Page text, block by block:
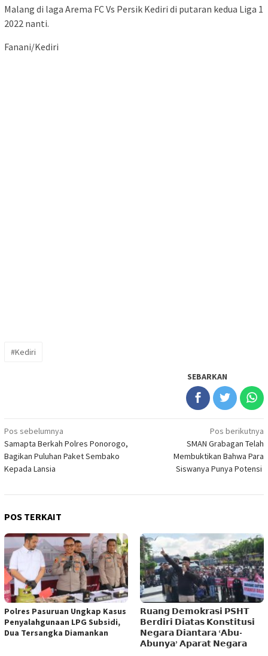
Malang di laga Arema FC Vs Persik Kediri di putaran kedua Liga 1
2022 nanti.
Fanani/Kediri
#Kediri
SEBARKAN
Navigasi
pos
Pos sebelumnya
Samapta Berkah Polres Ponorogo,
Bagikan Puluhan Paket Sembako
Kepada Lansia
Pos berikutnya
SMAN Grabagan Telah
Membuktikan Bahwa Para
Siswanya Punya Potensi
POS TERKAIT
Polres Pasuruan Ungkap Kasus
Penyalahgunaan LPG Subsidi,
Dua Tersangka Diamankan
𝗥𝘂𝗮𝗻𝗴 𝗗𝗲𝗺𝗼𝗸𝗿𝗮𝘀𝗶 𝗣𝗦𝗛𝗧
𝗕𝗲𝗿𝗱𝗶𝗿𝗶 𝗗𝗶𝗮𝘁𝗮𝘀 𝗞𝗼𝗻𝘀𝘁𝗶𝘁𝘂𝘀𝗶
𝗡𝗲𝗴𝗮𝗿𝗮 𝗗𝗶𝗮𝗻𝘁𝗮𝗿𝗮 ‘𝗔𝗯𝘂-
𝗔𝗯𝘂𝗻𝘆𝗮’ 𝗔𝗽𝗮𝗿𝗮𝘁 𝗡𝗲𝗴𝗮𝗿𝗮